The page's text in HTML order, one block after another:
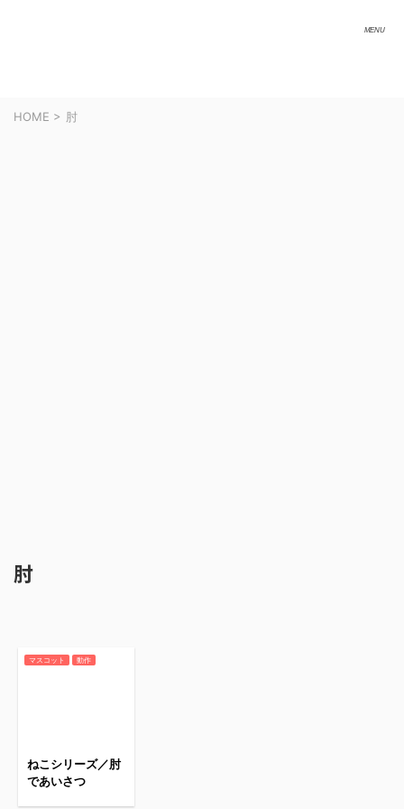
HOME > 肘
肘
マスコット 動作
ねこシリーズ／肘
であいさつ